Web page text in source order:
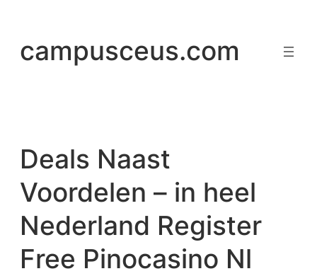
contenido
campusceus.com
Deals Naast
Voordelen – in heel
Nederland Register
Free Pinocasino Nl